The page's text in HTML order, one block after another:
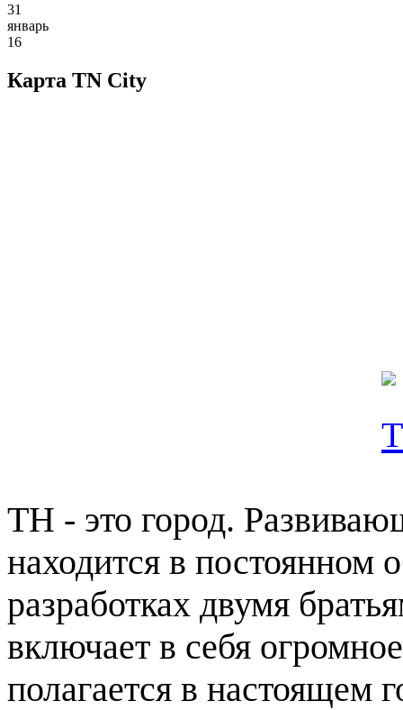
31
январь
16
Карта TN City
ТН - это город.
находится в постоянном
разработках двумя
включает в себя
полагается в настоящем